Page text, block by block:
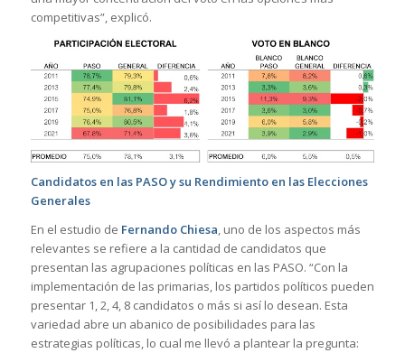
competitivas”, explicó.
Candidatos en las PASO y su Rendimiento en las Elecciones
Generales
En el estudio de Fernando Chiesa, uno de los aspectos más
relevantes se refiere a la cantidad de candidatos que
presentan las agrupaciones políticas en las PASO. “Con la
implementación de las primarias, los partidos políticos pueden
presentar 1, 2, 4, 8 candidatos o más si así lo desean. Esta
variedad abre un abanico de posibilidades para las
estrategias políticas, lo cual me llevó a plantear la pregunta: